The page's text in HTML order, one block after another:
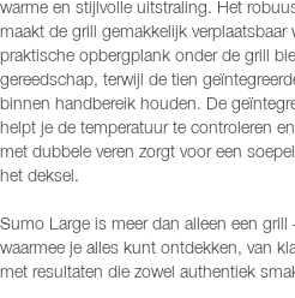
warme en stijlvolle uitstraling. Het
maakt de grill gemakkelijk
praktische opbergplank onder de grill
gereedschap, terwijl de tien
binnen handbereik houden. De
helpt je de temperatuur te controleren
met dubbele veren zorgt voor een
het deksel.
Sumo Large is meer dan alleen een
waarmee je alles kunt ontdekken, van
met resultaten die zowel authentiek